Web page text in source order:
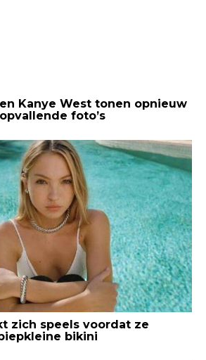
Kanye West tonen opnieuw
foto’s
zich speels voordat ze
bikini